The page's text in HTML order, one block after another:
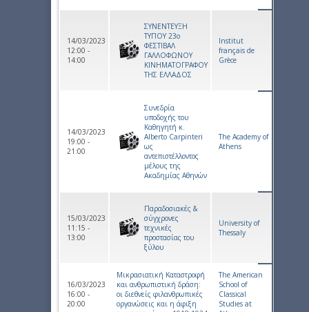
14/03/2023
12:00 -
14:00
ΣΥΝΕΝΤΕΥΞΗ
ΤΥΠΟΥ 23o
ΦΕΣΤΙΒΑΛ
ΓΑΛΛΟΦΩΝΟΥ
ΚΙΝΗΜΑΤΟΓΡΑΦΟΥ
ΤΗΣ ΕΛΛΑΔOΣ
Institut
français de
Grèce
14/03/2023
19:00 -
21:00
Συνεδρία
υποδοχής του
Καθηγητή κ.
Alberto Carpinteri
ως
αντεπιστέλλοντος
μέλους της
Ακαδημίας Αθηνών
The Academy of
Athens
15/03/2023
11:15 -
13:00
Παραδοσιακές &
σύγχρονες
τεχνικές
προστασίας του
ξύλου
University of
Thessaly
16/03/2023
16:00 -
20:00
Μικρασιατική Καταστροφή
και ανθρωπιστική δράση:
οι διεθνείς φιλανθρωπικές
οργανώσεις και η άφιξη
The American
School of
Classical
Studies at